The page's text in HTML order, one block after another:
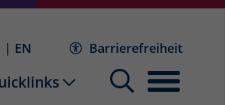
EN Barrierefreiheit